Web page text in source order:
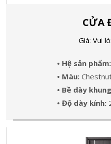
CỬA
Giá: Vui
• Hệ sản phẩm:
• Màu:
• Bề dày
• Độ dày kính: